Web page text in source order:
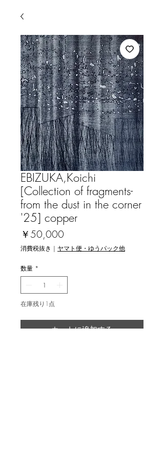
EBIZUKA,Koichi
[Collection of fragments-
from the dust in the corner
'25] copper
￥50,000
格
消費税抜き | ヤマト便・ゆうパック他
数量 *
在庫残り1点
カートに追加する